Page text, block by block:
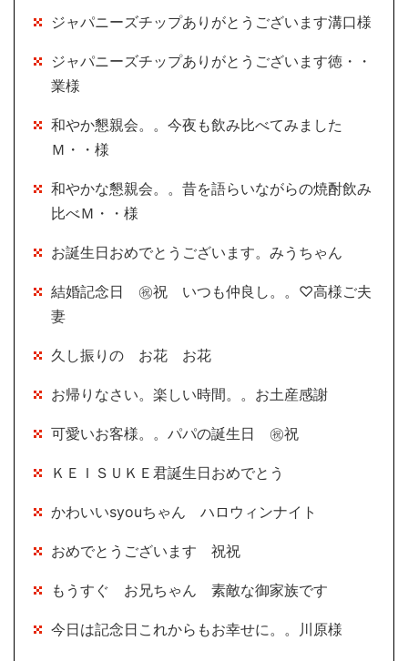
ジャパニーズチップありがとうございます溝口様
ジャパニーズチップありがとうございます徳・・
業様
和やか懇親会。。今夜も飲み比べてみました
Ｍ・・様
和やかな懇親会。。昔を語らいながらの焼酎飲み
比べＭ・・様
お誕生日おめでとうございます。みうちゃん
結婚記念日 ㊗祝 いつも仲良し。。♡高様ご夫
妻
久し振りの お花 お花
お帰りなさい。楽しい時間。。お土産感謝
可愛いお客様。。パパの誕生日 ㊗祝
ＫＥＩＳＵＫＥ君誕生日おめでとう
かわいいsyouちゃん ハロウィンナイト
おめでとうございます 祝祝
もうすぐ お兄ちゃん 素敵な御家族です
今日は記念日これからもお幸せに。。川原様